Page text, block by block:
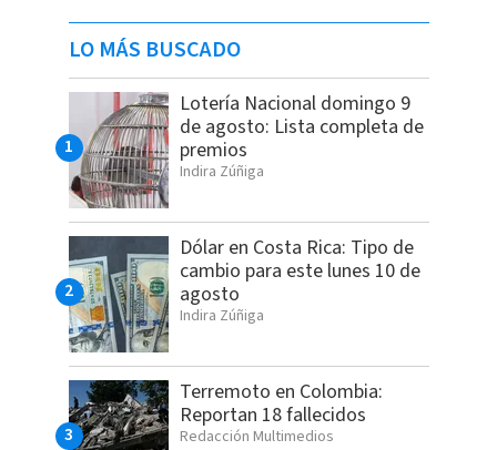
LO MÁS BUSCADO
Lotería Nacional domingo 9
de agosto: Lista completa de
premios
Indira Zúñiga
Dólar en Costa Rica: Tipo de
cambio para este lunes 10 de
agosto
Indira Zúñiga
Terremoto en Colombia:
Reportan 18 fallecidos
Redacción Multimedios